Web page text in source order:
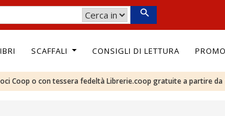
SCAFFALI CONSIGLI DI LETTURA
Coop o con tessera fedeltà Librerie.coop gratuite a partire da